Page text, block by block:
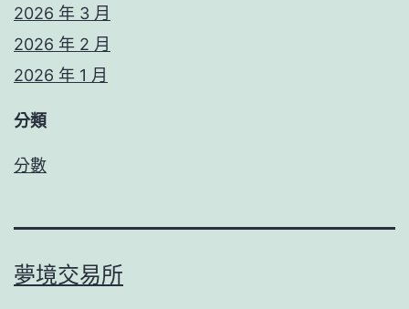
2026 年 3 月
2026 年 2 月
2026 年 1 月
分類
分數
夢境交易所